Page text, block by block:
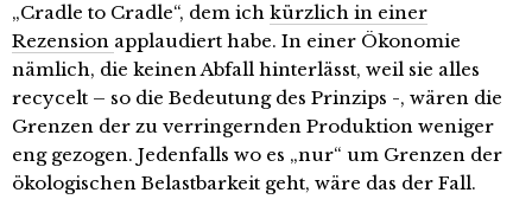
„Cradle to Cradle“, dem ich kürzlich in einer
Rezension applaudiert habe. In einer Ökonomie
nämlich, die keinen Abfall hinterlässt, weil sie alles
recycelt – so die Bedeutung des Prinzips -, wären die
Grenzen der zu verringernden Produktion weniger
eng gezogen. Jedenfalls wo es „nur“ um Grenzen der
ökologischen Belastbarkeit geht, wäre das der Fall.